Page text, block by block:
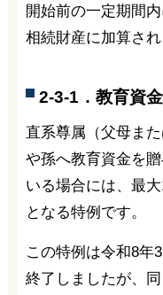
開始前の一定期間
相続財産に加算され
2-3-1．教育資
直系尊属（父母ま
や孫へ教育資金を
いる場合には、最
となる特例です。
この特例は令和8年
終了しましたが、